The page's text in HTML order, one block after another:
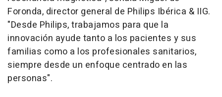
Foronda, director general de Philips Ibérica & IIG.
"Desde Philips, trabajamos para que la
innovación ayude tanto a los pacientes y sus
familias como a los profesionales sanitarios,
siempre desde un enfoque centrado en las
personas".